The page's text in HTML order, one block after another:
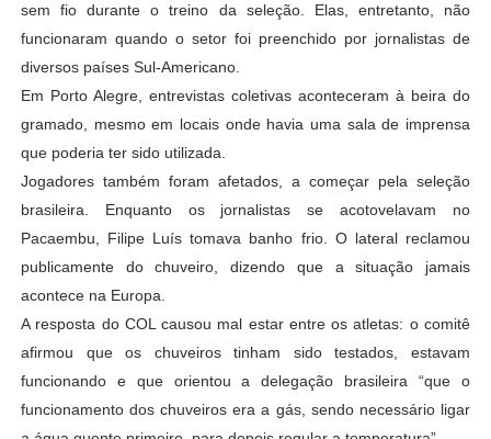
sem fio durante o treino da seleção. Elas, entretanto, não
funcionaram quando o setor foi preenchido por jornalistas de
diversos países Sul-Americano.
Em Porto Alegre, entrevistas coletivas aconteceram à beira do
gramado, mesmo em locais onde havia uma sala de imprensa
que poderia ter sido utilizada.
Jogadores também foram afetados, a começar pela seleção
brasileira. Enquanto os jornalistas se acotovelavam no
Pacaembu, Filipe Luís tomava banho frio. O lateral reclamou
publicamente do chuveiro, dizendo que a situação jamais
acontece na Europa.
A resposta do COL causou mal estar entre os atletas: o comitê
afirmou que os chuveiros tinham sido testados, estavam
funcionando e que orientou a delegação brasileira “que o
funcionamento dos chuveiros era a gás, sendo necessário ligar